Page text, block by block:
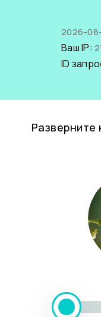
2026-
Ваш IP:
ID
Разверните